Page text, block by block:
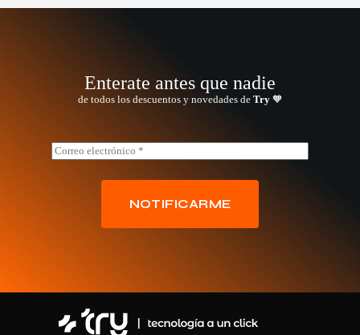
Enterate antes que nadie
de todos los descuentos y novedades de Try🧡
a
i
*
m
E
m
NOTIFICARME